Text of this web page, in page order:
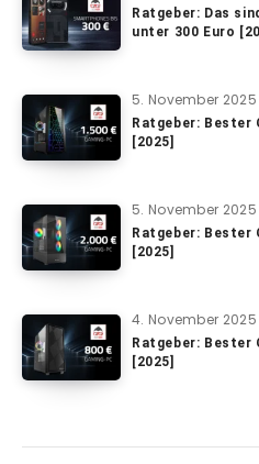
Ratgeber: Das
unter 300 Euro
5. November 2025
Ratgeber: Bester
[2025]
5. November 2025
Ratgeber: Bester
[2025]
4. November 2025
Ratgeber: Bester
[2025]